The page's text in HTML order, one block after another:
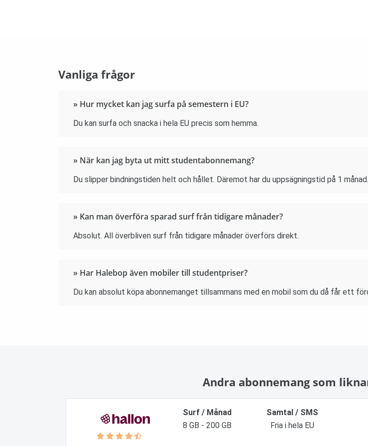
Vanliga frågor
» Hur mycket kan jag surfa på semestern i EU?
Du kan surfa och snacka i hela EU precis som hemma.
» När kan jag byta ut mitt studentabonnemang?
Du slipper bindningstiden helt och hållet. Däremot har du uppsägningstid på 1 månad.
» Kan man överföra sparad surf från tidigare månader?
Absolut. All överbliven surf från tidigare månader överförs direkt.
» Har Halebop även mobiler till studentpriser?
Du kan absolut köpa abonnemanget tillsammans med en mobil som du då får ett
Andra abonnemang som
Surf / Månad
8 GB - 200 GB
Samtal / SMS
Fria i hela EU